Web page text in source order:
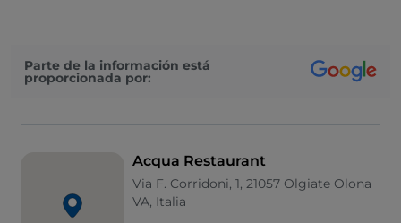
Parte de la información está
proporcionada por:
Acqua Restaurant
Via F. Corridoni, 1, 21057 Olgiate Olona
VA, Italia